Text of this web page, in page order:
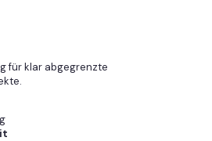
für klar abgegrenzte